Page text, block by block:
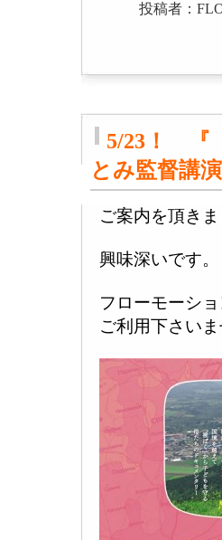
投稿者：
5/23！ 『
とみ監督講
ご案内を頂き
興味深いです。
フローモーシ
ご利用下さいま